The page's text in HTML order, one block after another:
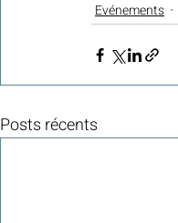
Evénements
Posts récents